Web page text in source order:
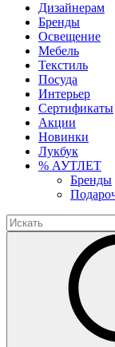
Дизайнерам
Бренды
Освещение
Мебель
Текстиль
Посуда
Интерьер
Сертификаты
Акции
Новинки
Лукбук
% АУТЛЕТ
Бренды